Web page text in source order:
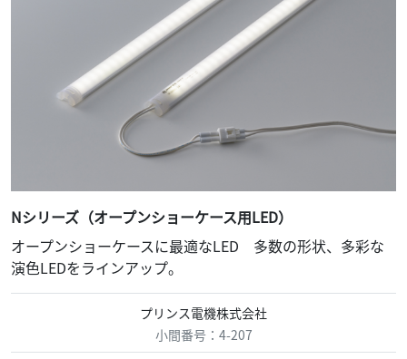
Nシリーズ（オープンショーケース用LED）
オープンショーケースに最適なLED 多数の形状、多彩な
演色LEDをラインアップ。
プリンス電機株式会社
小間番号：4-207